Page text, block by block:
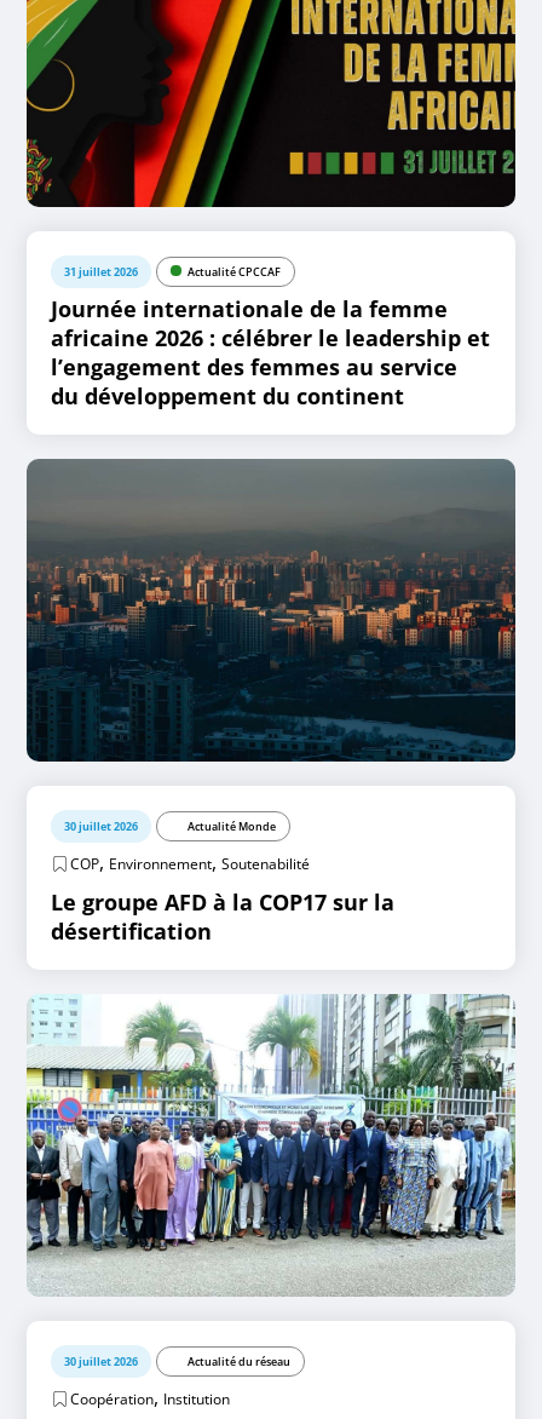
31 juillet 2026 Actualité CPCCAF
Journée internationale de la femme
africaine 2026 : célébrer le leadership et
l’engagement des femmes au service
du développement du continent
30 juillet 2026 Actualité Monde
COP, Environnement,Soutenabilité
Le groupe AFD à la COP17 sur la
désertification
30 juillet 2026 Actualité du réseau
Coopération, Institution